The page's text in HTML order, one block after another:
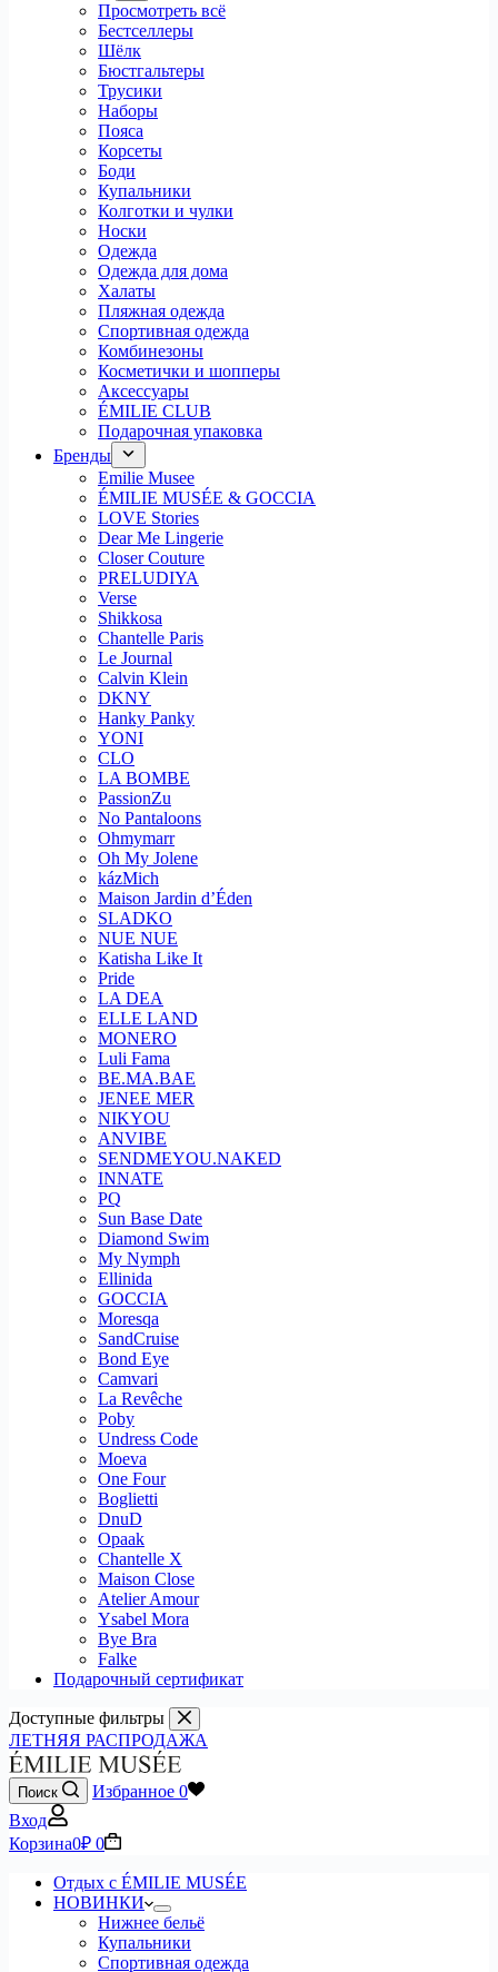
Просмотреть всё
Бестселлеры
Шёлк
Бюстгальтеры
Трусики
Наборы
Пояса
Корсеты
Боди
Купальники
Колготки и чулки
Носки
Одежда
Одежда для дома
Халаты
Пляжная одежда
Спортивная одежда
Комбинезоны
Косметички и шопперы
Аксессуары
ÉMILIE CLUB
Подарочная упаковка
Бренды
Emilie Musee
ÉMILIE MUSÉE & GOCCIA
LOVE Stories
Dear Me Lingerie
Closer Couture
PRELUDIYA
Verse
Shikkosa
Chantelle Paris
Le Journal
Calvin Klein
DKNY
Hanky Panky
YONI
CLO
LA BOMBE
PassionZu
No Pantaloons
Ohmymarr
Oh My Jolene
kázMich
Maison Jardin d’Éden
SLADKO
NUE NUE
Katisha Like It
Pride
LA DEA
ELLE LAND
MONERO
Luli Fama
BE.MA.BAE
JENEE MER
NIKYOU
ANVIBE
SENDMEYOU.NAKED
INNATE
PQ
Sun Base Date
Diamond Swim
My Nymph
Ellinida
GOCCIA
Moresqa
SandCruise
Bond Eye
Camvari
La Revêche
Poby
Undress Code
Moeva
One Four
Boglietti
DnuD
Opaak
Chantelle X
Maison Close
Atelier Amour
Ysabel Mora
Bye Bra
Falke
Подарочный сертификат
Доступные фильтры
ЛЕТНЯЯ РАСПРОДАЖА
Поиск Избранное 0
Вход
Корзина0₽ 0
Отдых с ÉMILIE MUSÉE
НОВИНКИ
Нижнее бельё
Купальники
Спортивная одежда